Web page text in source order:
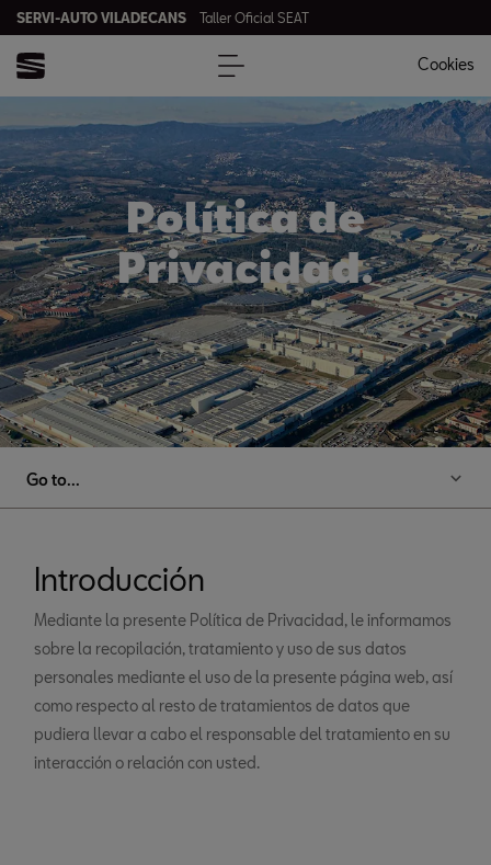
SERVI-AUTO VILADECANS Taller Oficial SEAT
Cookies
Política de
Privacidad.
Go to...
Introducción
Mediante la presente Política de Privacidad, le informamos
sobre la recopilación, tratamiento y uso de sus datos
personales mediante el uso de la presente página web, así
como respecto al resto de tratamientos de datos que
pudiera llevar a cabo el responsable del tratamiento en su
interacción o relación con usted.